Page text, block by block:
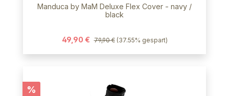
Manduca by MaM Deluxe Flex Cover - navy /
black
49,90 € 79,90 € (37.55% gespart)
Rabatt
%